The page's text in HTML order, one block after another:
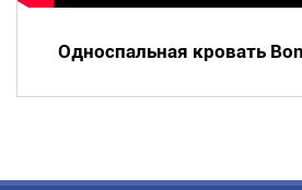
Односпальная кровать